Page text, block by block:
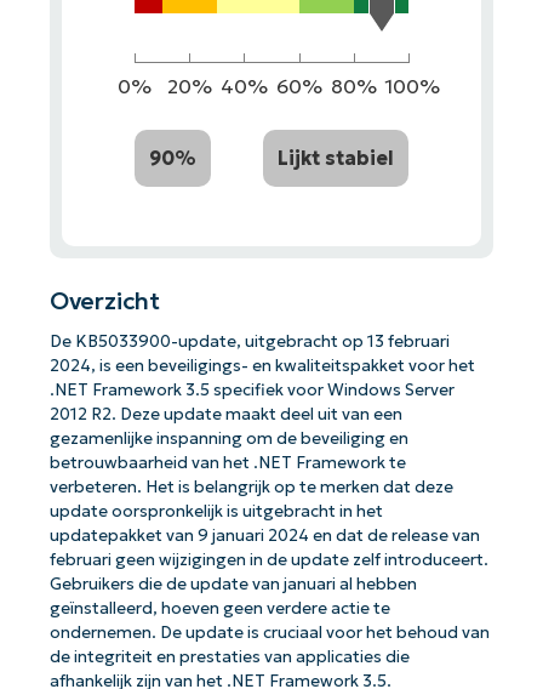
0% 20% 40% 60% 80% 100%
90% Lijkt stabiel
Overzicht
De KB5033900-update, uitgebracht op 13 februari
2024, is een beveiligings- en kwaliteitspakket voor het
.NET Framework 3.5 specifiek voor Windows Server
2012 R2. Deze update maakt deel uit van een
gezamenlijke inspanning om de beveiliging en
betrouwbaarheid van het .NET Framework te
verbeteren. Het is belangrijk op te merken dat deze
update oorspronkelijk is uitgebracht in het
updatepakket van 9 januari 2024 en dat de release van
februari geen wijzigingen in de update zelf introduceert.
Gebruikers die de update van januari al hebben
geïnstalleerd, hoeven geen verdere actie te
ondernemen. De update is cruciaal voor het behoud van
de integriteit en prestaties van applicaties die
afhankelijk zijn van het .NET Framework 3.5.